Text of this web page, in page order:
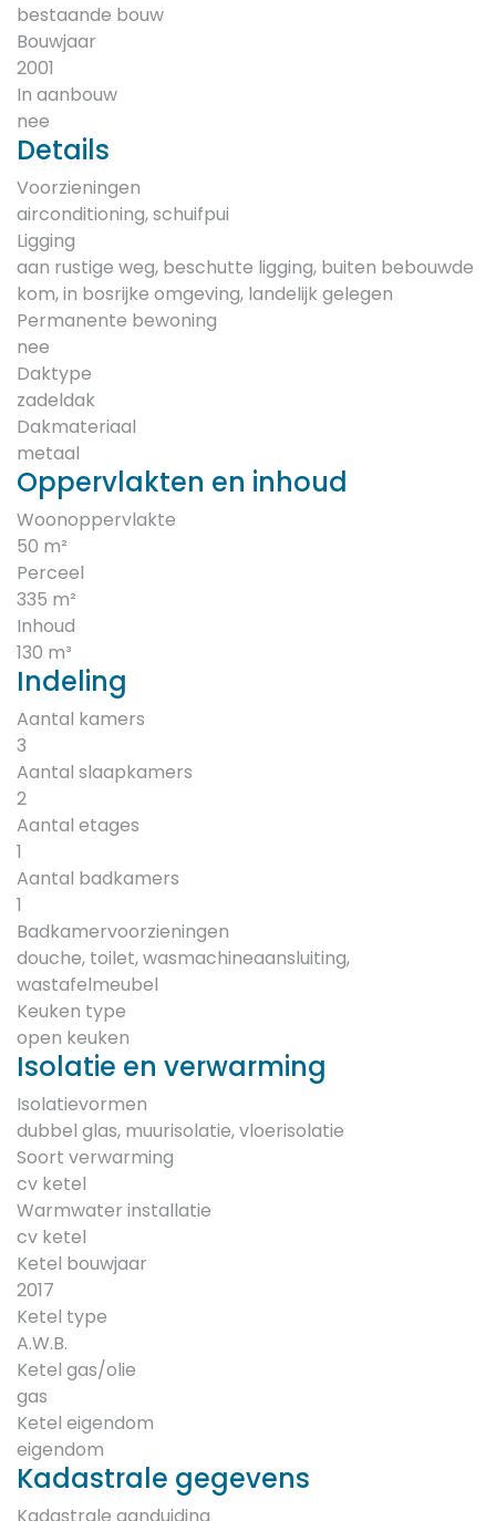
bestaande bouw
Bouwjaar
2001
In aanbouw
nee
Details
Voorzieningen
airconditioning, schuifpui
Ligging
aan rustige weg, beschutte ligging, buiten bebouwde
kom, in bosrijke omgeving, landelijk gelegen
Permanente bewoning
nee
Daktype
zadeldak
Dakmateriaal
metaal
Oppervlakten en inhoud
Woonoppervlakte
50 m²
Perceel
335 m²
Inhoud
130 m³
Indeling
Aantal kamers
3
Aantal slaapkamers
2
Aantal etages
1
Aantal badkamers
1
Badkamervoorzieningen
douche, toilet, wasmachineaansluiting,
wastafelmeubel
Keuken type
open keuken
Isolatie en verwarming
Isolatievormen
dubbel glas, muurisolatie, vloerisolatie
Soort verwarming
cv ketel
Warmwater installatie
cv ketel
Ketel bouwjaar
2017
Ketel type
A.W.B.
Ketel gas/olie
gas
Ketel eigendom
eigendom
Kadastrale gegevens